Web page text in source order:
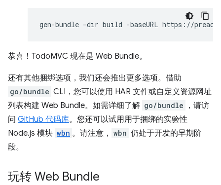
gen-bundle -dir build -baseURL https://preact-
恭喜！TodoMVC 现在是 Web Bundle。
还有其他捆绑选项，我们还会推出更多选项。借助
go/bundle CLI，您可以使用 HAR 文件或自定义资源网址
列表构建 Web Bundle。如需详细了解 go/bundle
，请访
问 GitHub 代码库。您还可以试用用于捆绑的实验性
Node.js 模块 wbn 。请注意， wbn 仍处于开发的早期阶
段。
玩转 Web Bundle